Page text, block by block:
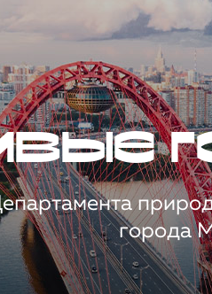
города